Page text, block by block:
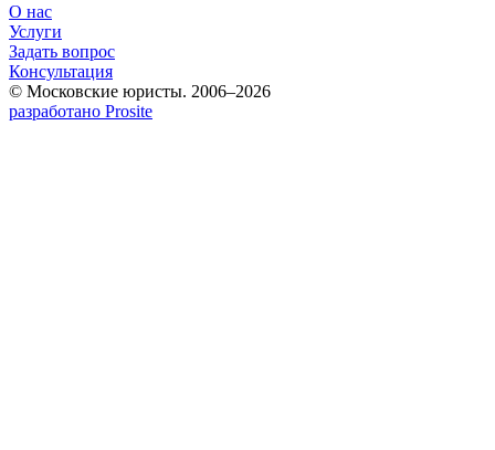
О нас
Услуги
Задать вопрос
Консультация
© Московские юристы. 2006–2026
разработано Prosite